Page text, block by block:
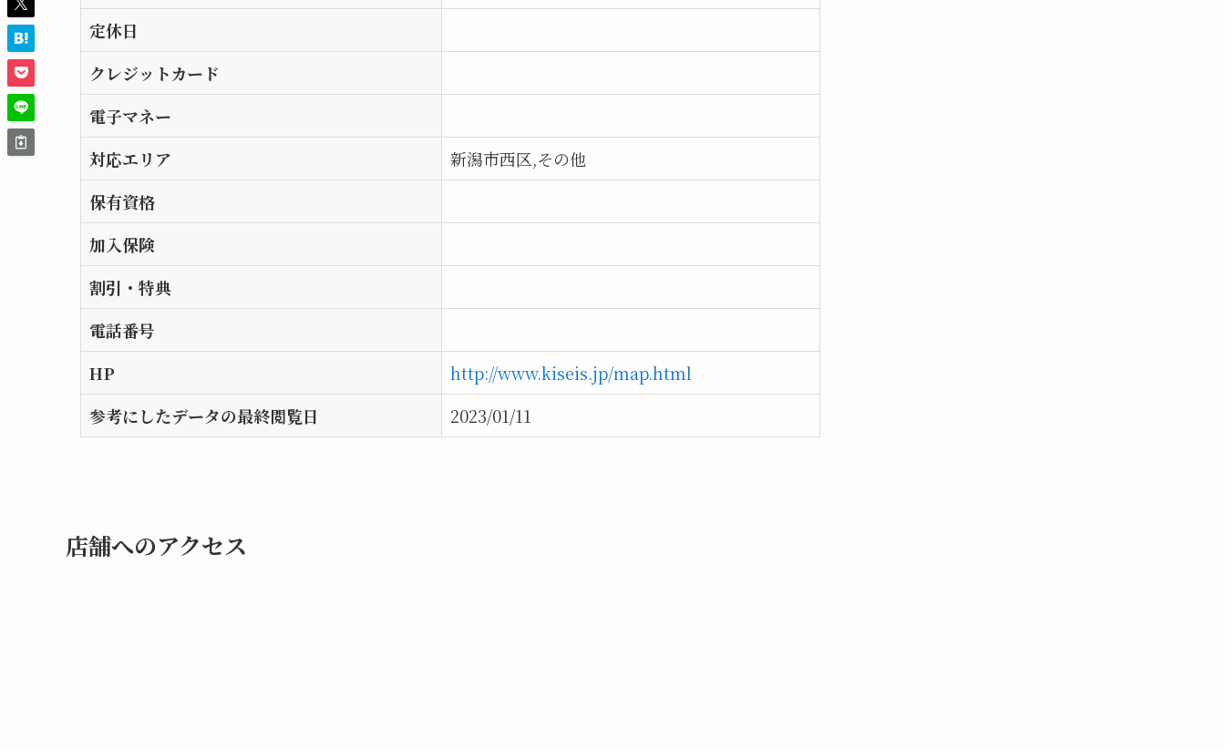
定休日
クレジットカード
電子マネー
対応エリア
新潟市西区,その他
保有資格
加入保険
割引・特典
電話番号
HP
http://www.kiseis.jp/map.html
参考にしたデータの最終閲覧日
2023/01/11
店舗へのアクセス